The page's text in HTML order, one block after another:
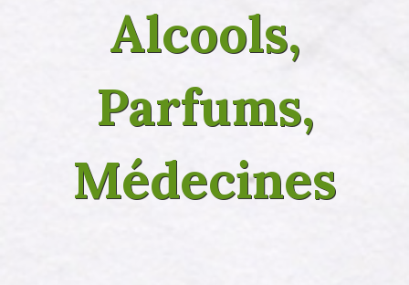
Alcools,
Parfums,
Médecines